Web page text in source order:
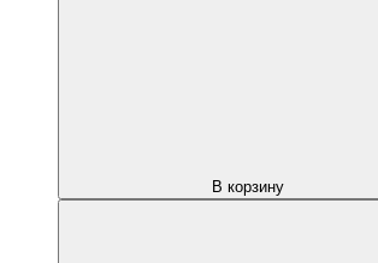
В корзину